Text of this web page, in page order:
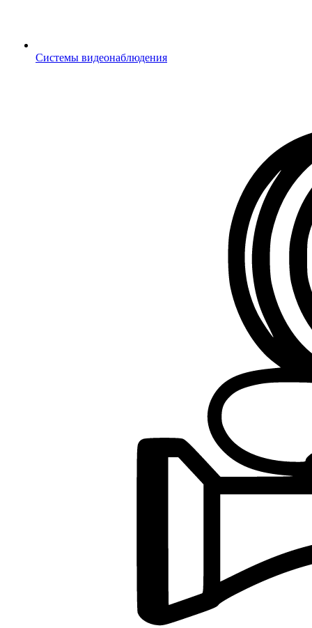
Системы видеонаблюдения